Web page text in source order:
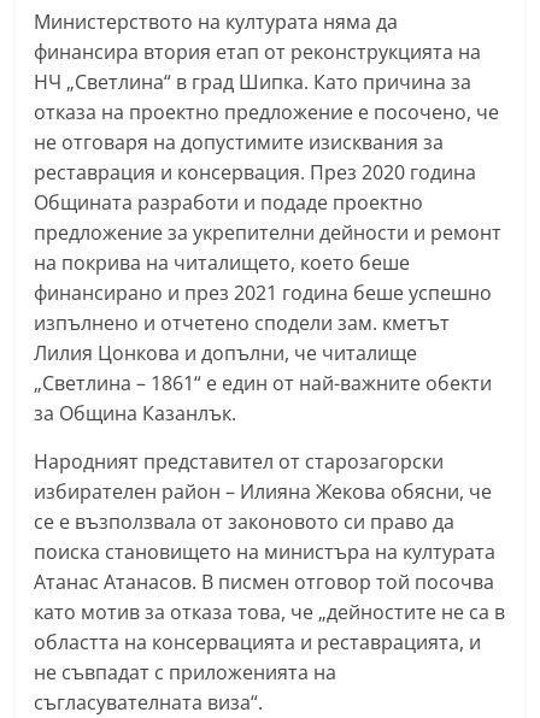
n
l
a
k
n
f
o
,
k
a
z
a
n
l
a
k
b
g
Министерството на културата няма да
финансира втория етап от реконструкцията на
НЧ „Светлина“ в град Шипка. Като причина за
отказа на проектно предложение е посочено, че
не отговаря на допустимите изисквания за
реставрация и консервация. През 2020 година
Общината разработи и подаде проектно
предложение за укрепителни дейности и ремонт
на покрива на читалището, което беше
финансирано и през 2021 година беше успешно
изпълнено и отчетено сподели зам. кметът
Лилия Цонкова и допълни, че читалище
„Светлина – 1861“ е един от най-важните обекти
за Община Казанлък.
Народният представител от старозагорски
избирателен район – Илияна Жекова обясни, че
се е възползвала от законовото си право да
поиска становището на министъра на културата
Атанас Атанасов. В писмен отговор той посочва
като мотив за отказа това, че „дейностите не са в
областта на консервацията и реставрацията, и
не съвпадат с приложенията на
съгласувателната виза“.